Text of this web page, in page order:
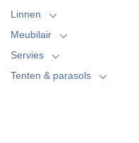
Linnen
Meubilair
Servies
Tenten & parasols